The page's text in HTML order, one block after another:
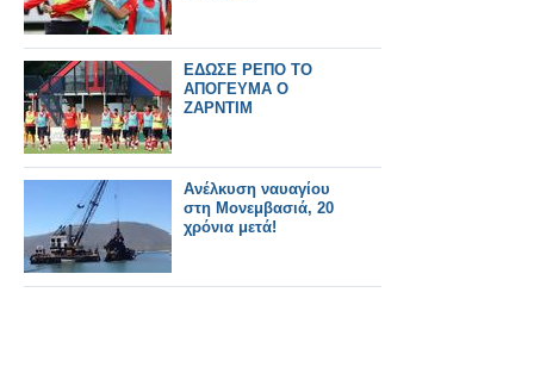
ΕΔΩΣΕ ΡΕΠΟ ΤΟ
ΑΠΟΓΕΥΜΑ Ο
ΖΑΡΝΤΙΜ
Ανέλκυση ναυαγίου
στη Μονεμβασιά, 20
χρόνια μετά!